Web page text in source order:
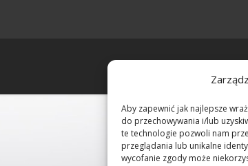
Aby zapewnić jak najlepsze
do przechowywania i/lub
te technologie pozwoli nam
przeglądania lub unikalne
wycofanie zgody może